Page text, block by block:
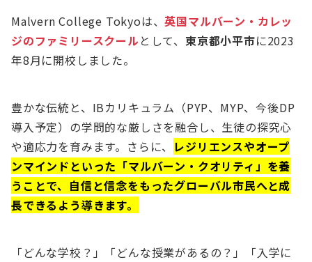
Malvern College Tokyoは、英国マルバーン・カレッ
ジのファミリースクール として、 東京都小平市に2023
年8月に開校しました。
豊かな伝統と、IBカリキュラム（PYP、MYP、今後DP
導入予定）の学問的な厳しさを融合し、生徒の探究心
や適応力を育みます。さらに、
レジリエンスやオープ
ンマインドといった「マルバーン・クオリティ」を養
うことで、自信と信念をもったグローバル市民へと成
長できるよう導きます。
「どんな学校？」「どんな授業があるの？」「入学に